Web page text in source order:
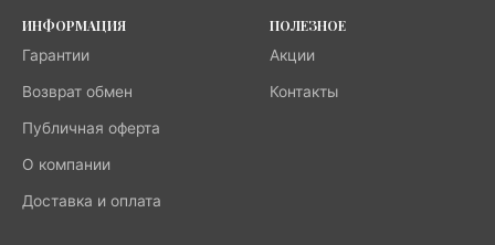
ИНФОРМАЦИЯ
Гарантии
Возврат обмен
Публичная оферта
О компании
Доставка и оплата
ПОЛЕЗНОЕ
Акции
Контакты